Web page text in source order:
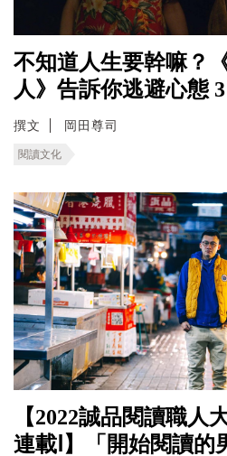
不知道人生要幹嘛？
人》告訴你逃避心態
撰文 岡田尊司
閱讀文化
【2022誠品閱讀職人
連載Ⅰ】「開始閱讀的